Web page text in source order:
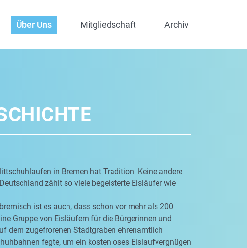
Über Uns Mitgliedschaft Archiv
in Bremen hat Tradition. Keine andere
zählt so viele begeisterte Eisläufer wie
ist es auch, dass schon vor mehr als 200
Gruppe von Eisläufern für die Bürgerinnen und
dem zugefrorenen Stadtgraben ehrenamtlich
fegte, um ein kostenloses Eislaufvergnügen